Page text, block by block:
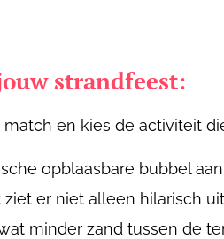
strandfeest:
en kies de activiteit
opblaasbare bubbel
er niet alleen hilarisch
minder zand tussen de